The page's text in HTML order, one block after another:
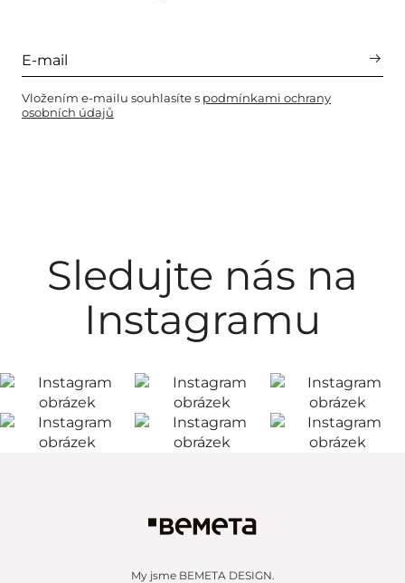
Vložením e-mailu souhlasíte s podmínkami ochrany
osobních údajů
Sledujte nás na
Instagramu
My jsme BEMETA DESIGN.